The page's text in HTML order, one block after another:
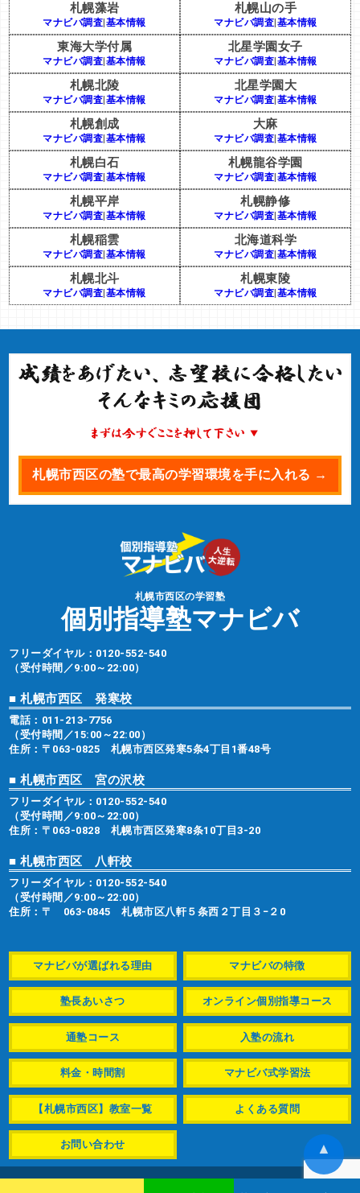
札幌藻岩
マナビバ調査 基本情報
札幌山の手
マナビバ調査 基本情報
東海大学付属
マナビバ調査 基本情報
北星学園女子
マナビバ調査 基本情報
札幌北陵
マナビバ調査 基本情報
北星学園大
マナビバ調査 基本情報
札幌創成
マナビバ調査 基本情報
大麻
マナビバ調査 基本情報
札幌白石
マナビバ調査 基本情報
札幌龍谷学園
マナビバ調査 基本情報
札幌平岸
マナビバ調査 基本情報
札幌静修
マナビバ調査 基本情報
札幌稲雲
マナビバ調査 基本情報
北海道科学
マナビバ調査 基本情報
札幌北斗
マナビバ調査 基本情報
札幌東陵
マナビバ調査 基本情報
札幌市西区の塾で最高の学習環境を手に入れる →
札幌市西区の学習塾
個別指導塾マナビバ
フリーダイヤル： 0120-552-540
（受付時間／9:00～22:00）
■ 札幌市西区 発寒校
電話： 011-213-7756
（受付時間／15:00～22:00）
住所：〒063-0825 札幌市西区発寒5条4丁目1番48号
■ 札幌市西区 宮の沢校
フリーダイヤル： 0120-552-540
（受付時間／9:00～22:00）
住所：〒063-0828 札幌市西区発寒8条10丁目3-20
■ 札幌市西区 八軒校
フリーダイヤル： 0120-552-540
（受付時間／9:00～22:00）
住所：〒 063-0845 札幌市区八軒５条西２丁目３−２0
マナビバが選ばれる理由 マナビバの特徴
塾長あいさつ オンライン個別指導コース
通塾コース 入塾の流れ
料金・時間割 マナビバ式学習法
【札幌市西区】教室一覧 よくある質問
お問い合わせ ▲